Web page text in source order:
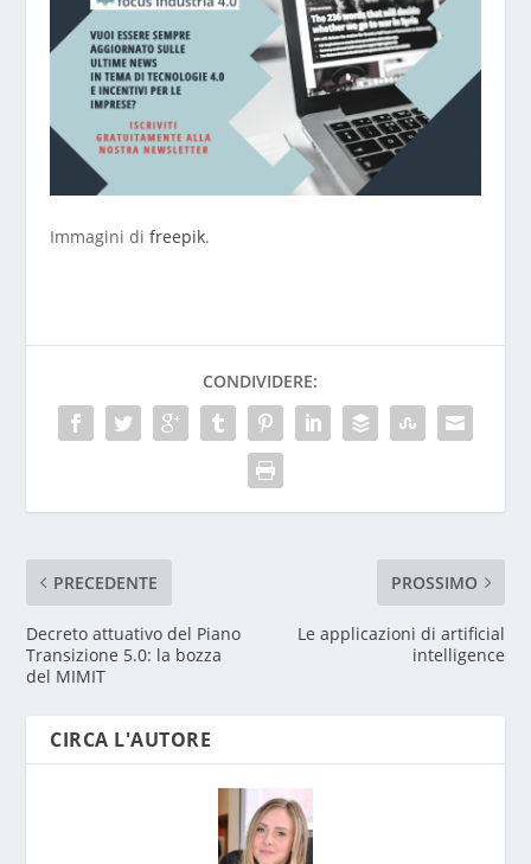
Immagini difreepik.
CONDIVIDERE:
PRECEDENTE
Decreto attuativo del Piano
Transizione 5.0: la bozza
del MIMIT
PROSSIMO
Le applicazioni di artificial
intelligence
CIRCA L'AUTORE